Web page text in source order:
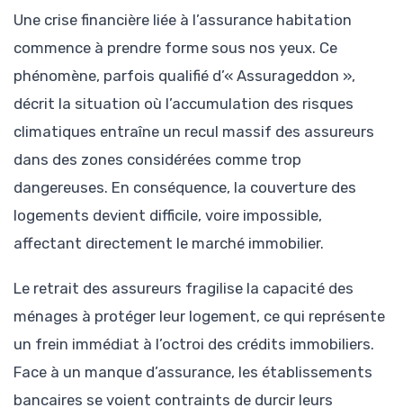
Une crise financière liée à l’assurance habitation
commence à prendre forme sous nos yeux. Ce
phénomène, parfois qualifié d’« Assurageddon »,
décrit la situation où l’accumulation des risques
climatiques entraîne un recul massif des assureurs
dans des zones considérées comme trop
dangereuses. En conséquence, la couverture des
logements devient difficile, voire impossible,
affectant directement le marché immobilier.
Le retrait des assureurs fragilise la capacité des
ménages à protéger leur logement, ce qui représente
un frein immédiat à l’octroi des crédits immobiliers.
Face à un manque d’assurance, les établissements
bancaires se voient contraints de durcir leurs